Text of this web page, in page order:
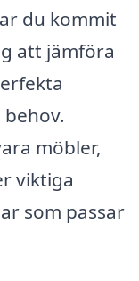
du kommit
att jämföra
möbler,
viktiga
som passar